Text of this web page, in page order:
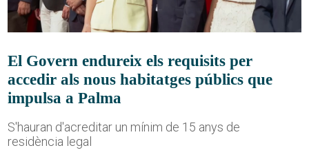
El Govern endureix els requisits per
accedir als nous habitatges públics que
impulsa a Palma
S'hauran d'acreditar un mínim de 15 anys de
residència legal